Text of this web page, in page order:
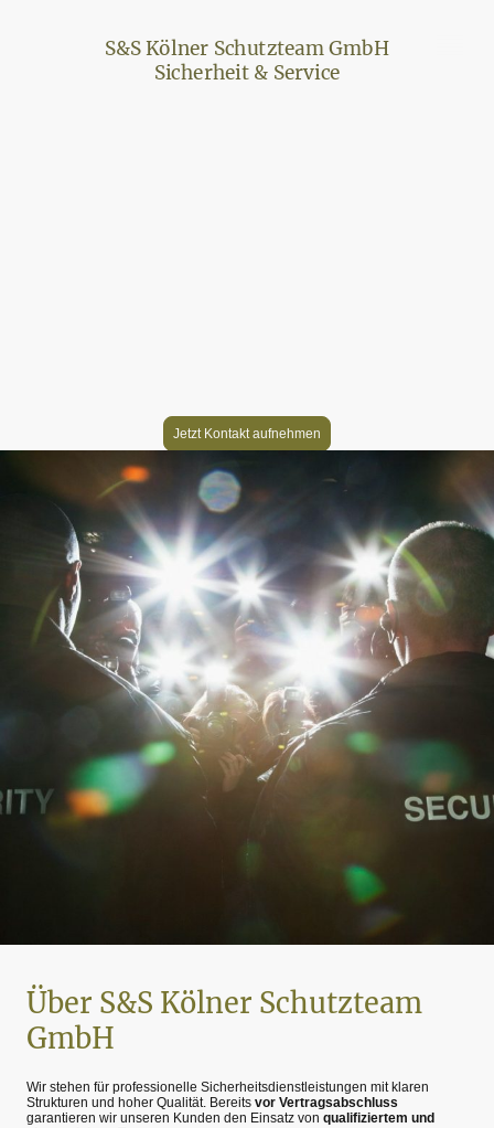
S&S Kölner Schutzteam GmbH
Sicherheit & Service
Jetzt Kontakt aufnehmen
Über S&S Kölner Schutzteam
GmbH
Wir stehen für professionelle Sicherheitsdienstleistungen mit klaren
Strukturen und hoher Qualität. Bereits vor Vertragsabschluss
garantieren wir unseren Kunden den Einsatz von qualifiziertem und